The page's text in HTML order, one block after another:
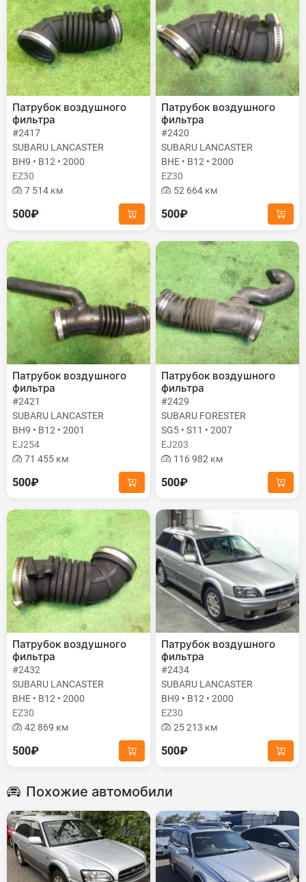
Патрубок воздушного
фильтра
#2417
SUBARU LANCASTER
BH9 • B12 • 2000
EZ30
7 514 км
500₽
Патрубок воздушного
фильтра
#2420
SUBARU LANCASTER
BHE • B12 • 2000
EZ30
52 664 км
500₽
Патрубок воздушного
фильтра
#2421
SUBARU LANCASTER
BH9 • B12 • 2001
EJ254
71 455 км
500₽
Патрубок воздушного
фильтра
#2429
SUBARU FORESTER
SG5 • S11 • 2007
EJ203
116 982 км
500₽
Патрубок воздушного
фильтра
#2432
SUBARU LANCASTER
BHE • B12 • 2000
EZ30
42 869 км
500₽
Патрубок воздушного
фильтра
#2434
SUBARU LANCASTER
BH9 • B12 • 2000
EZ30
25 213 км
500₽
Похожие автомобили